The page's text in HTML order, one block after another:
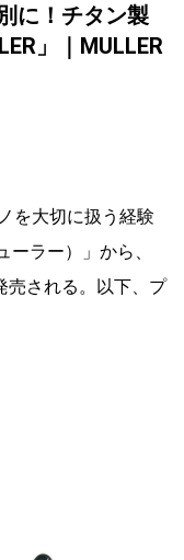
に！チタン製
」｜MULLER
を大切に扱う経験
ーラー）」から、
売される。以下、プ